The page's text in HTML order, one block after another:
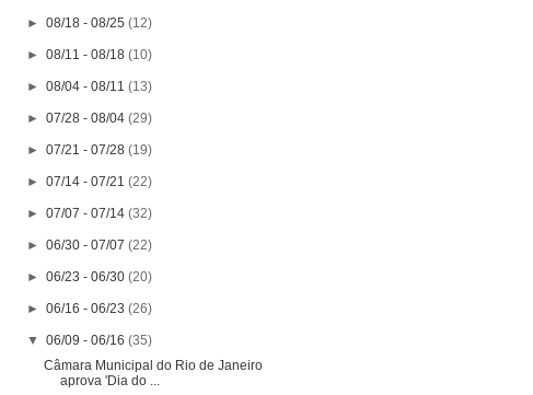
►08/18 - 08/25(12)
►08/11 - 08/18(10)
►08/04 - 08/11(13)
►07/28 - 08/04(29)
►07/21 - 07/28(19)
►07/14 - 07/21(22)
►07/07 - 07/14(32)
►06/30 - 07/07(22)
►06/23 - 06/30(20)
►06/16 - 06/23(26)
▼06/09 - 06/16(35)
Câmara Municipal do Rio de Janeiro
aprova 'Dia do ...